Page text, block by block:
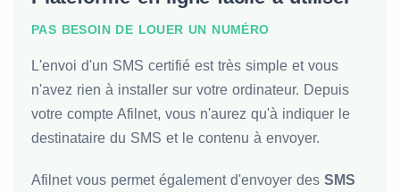
PAS BESOIN DE LOUER UN NUMÉRO
L'envoi d'un SMS certifié est très simple et vous
n'avez rien à installer sur votre ordinateur. Depuis
votre compte Afilnet, vous n'aurez qu'à indiquer le
destinataire du SMS et le contenu à envoyer.
Afilnet vous permet également d'envoyer des SMS